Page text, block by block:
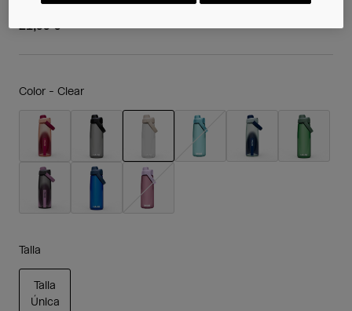
21,99 €
Color - Clear
seleccionado
Talla
Talla
Única